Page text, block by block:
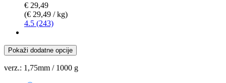
€ 29,49
(€ 29,49 / kg)
4.5 (243)
Pokaži dodatne opcije
verz.: 1,75mm / 1000 g